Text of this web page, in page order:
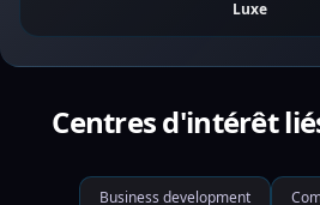
Luxe
Centres d'intérêt
Business development